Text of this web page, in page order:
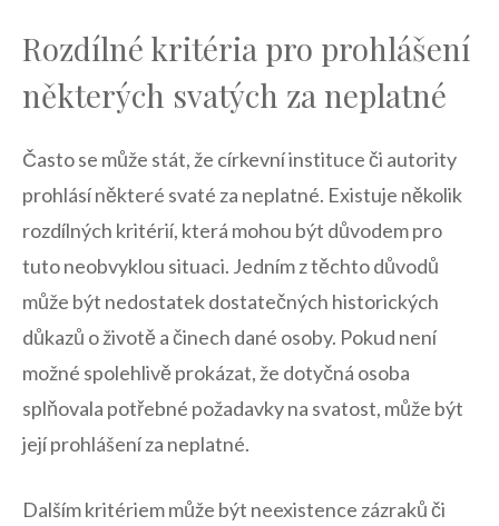
Rozdílné kritéria pro prohlášení
některých svatých za neplatné
Často ⁢se může stát, že církevní instituce či autority
prohlásí některé svaté⁤ za neplatné. Existuje⁢ několik
rozdílných kritérií, ‍která mohou být důvodem pro
tuto neobvyklou situaci. Jedním z těchto důvodů
může být⁢ nedostatek dostatečných historických
důkazů o‌ životě a činech dané osoby. Pokud není
možné ⁣spolehlivě⁢ prokázat, ‌že dotyčná osoba
splňovala​ potřebné požadavky ‍na⁤ svatost, může být
‌její ⁢prohlášení za neplatné.
Dalším kritériem může být neexistence⁢ zázraků či